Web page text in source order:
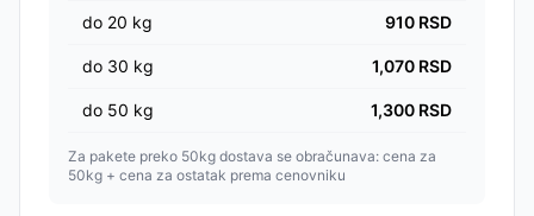
do 20 kg 910 RSD
do 30 kg 1,070 RSD
do 50 kg 1,300 RSD
Za pakete preko 50kg dostava se obračunava: cena za
50kg + cena za ostatak prema cenovniku